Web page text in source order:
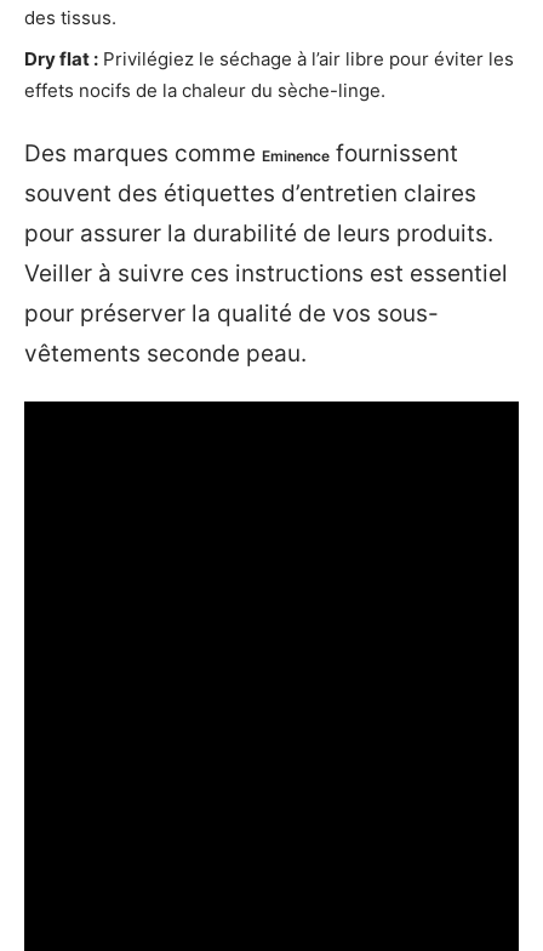
des tissus.
Dry flat : Privilégiez le séchage à l’air libre pour éviter les
effets nocifs de la chaleur du sèche-linge.
Des marques comme Eminence fournissent
souvent des étiquettes d’entretien claires
pour assurer la durabilité de leurs produits.
Veiller à suivre ces instructions est essentiel
pour préserver la qualité de vos sous-
vêtements seconde peau.